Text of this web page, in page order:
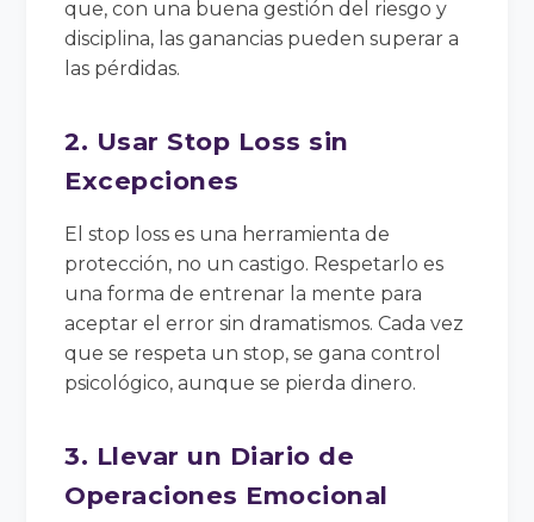
que, con una buena gestión del riesgo y
disciplina, las ganancias pueden superar a
las pérdidas.
2. Usar Stop Loss sin
Excepciones
El stop loss es una herramienta de
protección, no un castigo. Respetarlo es
una forma de entrenar la mente para
aceptar el error sin dramatismos. Cada vez
que se respeta un stop, se gana control
psicológico, aunque se pierda dinero.
3. Llevar un Diario de
Operaciones Emocional